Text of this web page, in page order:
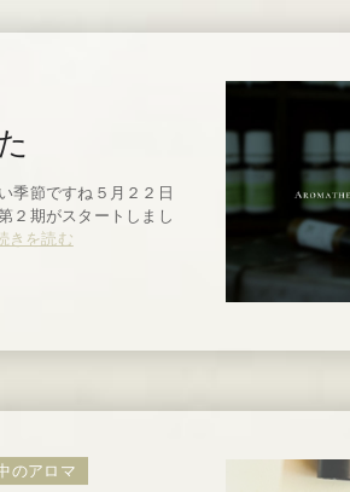
た
季節ですね５月２２日
２期がスタートしまし
きを読む
のアロマ